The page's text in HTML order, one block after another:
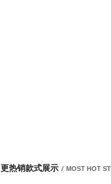
更热销款式展示 / MOST HOT